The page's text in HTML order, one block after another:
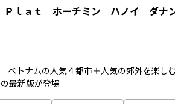
ｌａｔ ホーチミン ハノイ ダナ
ベトナムの人気４都市＋人気の郊外を楽し
最新版が登場